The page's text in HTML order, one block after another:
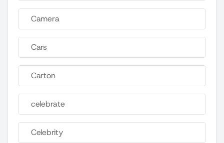
Camera
Cars
Carton
celebrate
Celebrity